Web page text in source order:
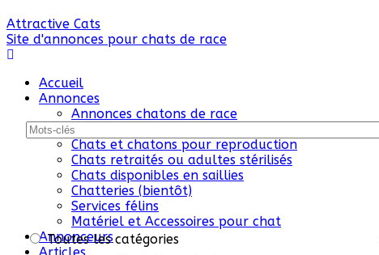
Skip
to
content
Attractive Cats
Site d'annonces pour chats de race
Accueil
Annonces
Annonces chatons de race
Portées de chatons à naitre
Chats et chatons pour reproduction
Chats retraités ou adultes stérilisés
Chats disponibles en saillies
Chatteries (bientôt)
Services félins
Matériel et Accessoires pour chat
Annonceurs
Toutes les catégories